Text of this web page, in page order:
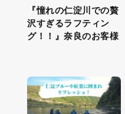
『憧れの仁淀川での贅
沢すぎるラフティン
グ！！』奈良のお客様